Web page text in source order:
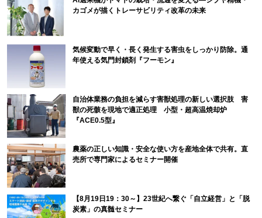
カゴメが描くトレーサビリティ改革の未来
気候変動で早く・長く発生する害虫をしっかり防除。通
年使える気門封鎖剤『フーモン』
自治体業務の負担を減らす害獣処理の新しい選択肢 害
獣の死骸を現地で適正処理 小型・超高温焼却炉
『ACE0.5型』
農薬の正しい知識・安全な使い方を産地全体で共有。直
売所で専門家によるセミナー開催
【8月19日19：30～】23世紀へ繋ぐ「自立経営」と「脱
炭素」の真髄セミナー